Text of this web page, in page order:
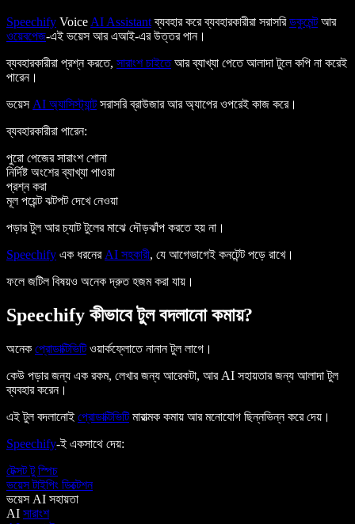
Speechify Voice AI Assistantব্যবহার করে ব্যবহারকারীরা সরাসরিডকুমেন্টআর
ওয়েবপেজ-এই ভয়েস আর এআই-এর উত্তর পান।
ব্যবহারকারীরা প্রশ্ন করতে, সারাংশ চাইতেআর ব্যাখ্যা পেতে আলাদা টুলে কপি না করেই
পারেন।
ভয়েস AI অ্যাসিস্ট্যান্টসরাসরি ব্রাউজার আর অ্যাপের ওপরেই কাজ করে।
ব্যবহারকারীরা পারেন:
পুরো পেজের সারাংশ শোনা
নির্দিষ্ট অংশের ব্যাখ্যা পাওয়া
প্রশ্ন করা
মূল পয়েন্ট ঝটপট দেখে নেওয়া
পড়ার টুল আর চ্যাট টুলের মাঝে দৌড়ঝাঁপ করতে হয় না।
Speechify এক ধরনের AI সহকারী, যে আগেভাগেই কনটেন্ট পড়ে রাখে।
ফলে জটিল বিষয়ও অনেক দ্রুত হজম করা যায়।
Speechify কীভাবে টুল বদলানো কমায়?
অনেক প্রোডাক্টিভিটিওয়ার্কফ্লোতে নানান টুল লাগে।
কেউ পড়ার জন্য এক রকম, লেখার জন্য আরেকটা, আর AI সহায়তার জন্য আলাদা টুল
ব্যবহার করেন।
এই টুল বদলানোই প্রোডাক্টিভিটিমারাত্মক কমায় আর মনোযোগ ছিন্নভিন্ন করে দেয়।
Speechify-ই একসাথে দেয়:
টেক্সট টু স্পিচ
ভয়েস টাইপিং ডিক্টেশন
ভয়েস AI সহায়তা
AI সারাংশ